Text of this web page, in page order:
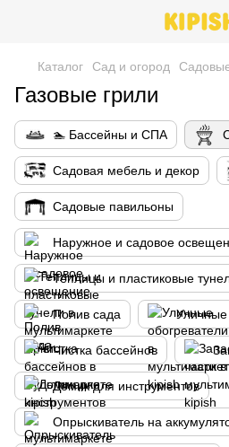
Каталог Сад и огород
Газовые грили
🏊 Бассейны и СПА
Cадовая мебель и декор
Садовые павильоны
Наружное и садовое
Теплицы и пластиковые
Полив сада Уличные
Чистка бассейнов
Домик для инструментов
Опрыскиватель на